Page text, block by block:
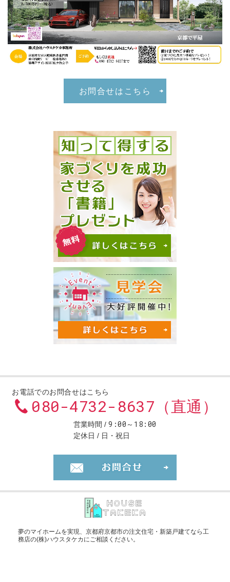
お問合せはこちら
お電話でのお問合せはこちら
080-4732-8637（直通）
営業時間 9:00～18:00
定休日 日・祝日
夢のマイホームを実現、 京都府京都市の注文住宅・新築戸建てなら工
務店の(株)ハウスタケカ にご相談ください。